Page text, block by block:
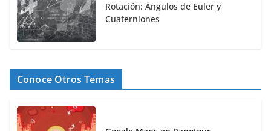
Rotación: Ángulos de Euler y
Cuaterniones
Conoce Otros Temas